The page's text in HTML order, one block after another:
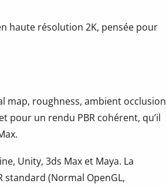
haute résolution 2K, pensée pour
map, roughness, ambient occlusion
pour un rendu PBR cohérent, qu’il
Unity, 3ds Max et Maya. La
(Normal OpenGL,